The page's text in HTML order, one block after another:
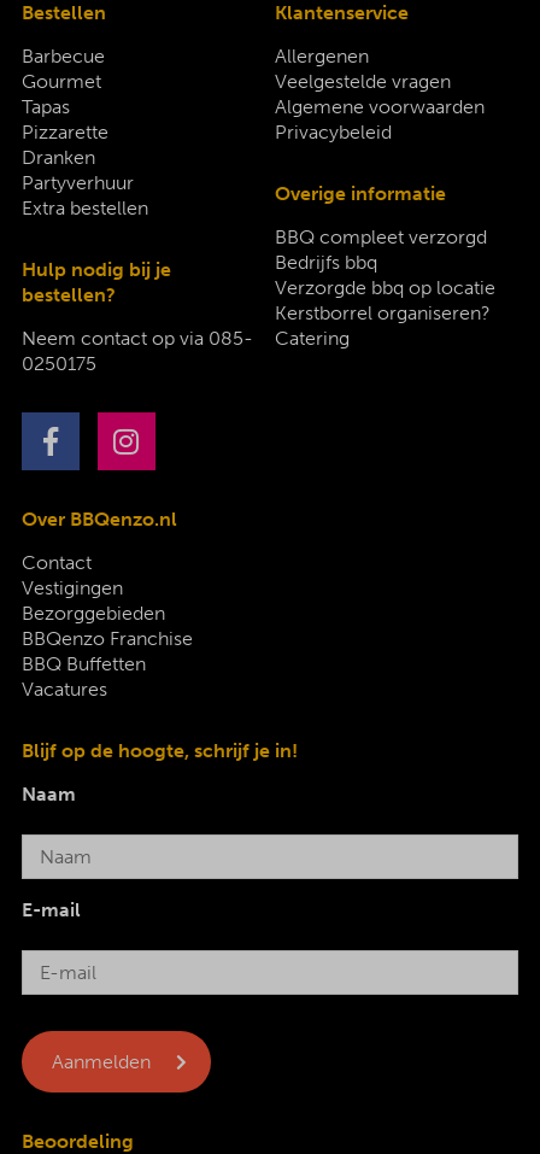
Bestellen
Barbecue
Gourmet
Tapas
Pizzarette
Dranken
Partyverhuur
Extra bestellen
Hulp nodig bij je
bestellen?
Neem contact op via 085-
0250175
Klantenservice
Allergenen
Veelgestelde vragen
Algemene voorwaarden
Privacybeleid
Overige informatie
BBQ compleet verzorgd
Bedrijfs bbq
Verzorgde bbq op locatie
Kerstborrel organiseren?
Catering
Over BBQenzo.nl
Contact
Vestigingen
Bezorggebieden
BBQenzo Franchise
BBQ Buffetten
Vacatures
Blijf op de hoogte, schrijf je in!
Naam
E-mail
Beoordeling